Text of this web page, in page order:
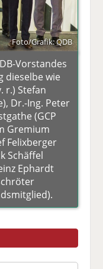
Foto/Grafik: QDB
Vorstandes
dieselbe wie
r.) Stefan
Dr.-Ing. Peter
(GCP
Gremium
Felixberger
Schäffel
Ephardt